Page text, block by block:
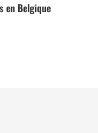
en Belgique